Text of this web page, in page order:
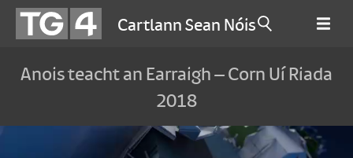
Cartlann Sean Nóis
Anois teacht an Earraigh – Corn Uí Riada
2018